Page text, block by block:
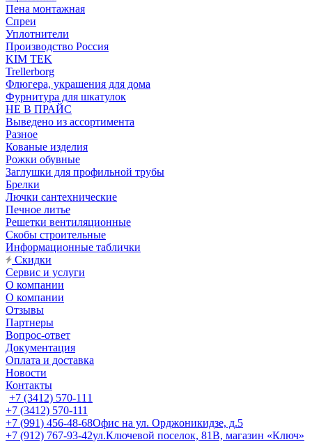
Пена монтажная
Спреи
Уплотнители
Производство Россия
KIM TEK
Trellerborg
Флюгера, украшения для дома
Фурнитура для шкатулок
НЕ В ПРАЙС
Выведено из ассортимента
Разное
Кованые изделия
Рожки обувные
Заглушки для профильной трубы
Брелки
Лючки сантехнические
Печное литье
Решетки вентиляционные
Скобы строительные
Информационные таблички
Скидки
Сервис и услуги
О компании
О компании
Отзывы
Партнеры
Вопрос-ответ
Документация
Оплата и доставка
Новости
Контакты
+7 (3412) 570-111
+7 (3412) 570-111
+7 (991) 456-48-68Офис на ул. Орджоникидзе, д.5
+7 (912) 767-93-42ул.Ключевой поселок, 81В, магазин «Ключ»